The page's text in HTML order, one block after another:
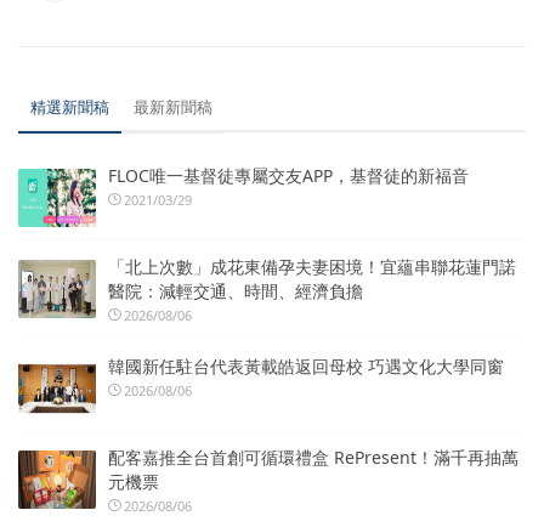
精選新聞稿 最新新聞稿
FLOC唯一基督徒專屬交友APP，基督徒的新福音
2021/03/29
「北上次數」成花東備孕夫妻困境！宜蘊串聯花蓮門諾
醫院：減輕交通、時間、經濟負擔
2026/08/06
韓國新任駐台代表黃載皓返回母校 巧遇文化大學同窗
2026/08/06
配客嘉推全台首創可循環禮盒 RePresent！滿千再抽萬
元機票
2026/08/06